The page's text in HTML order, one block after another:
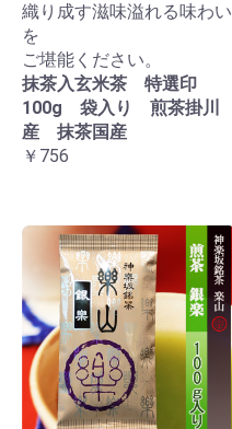
織り成す滋味溢れる味わい
を
ご堪能ください。
抹茶入玄米茶 特選印
100g 袋入り 煎茶掛川
産 抹茶国産
￥756